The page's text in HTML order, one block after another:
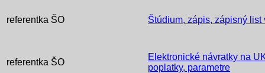
referentka ŠO Štúdium, zápis, zápisný list
referentka ŠO
Elektronické návratky na
poplatky, parametre